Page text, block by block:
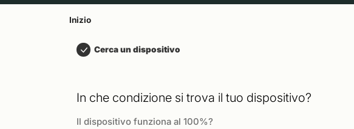
Inizio
Cerca un dispositivo
In che condizione si trova il tuo dispositivo?
Il dispositivo funziona al 100%?